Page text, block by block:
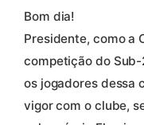
Bom dia!
Presidente, como a
competição do
os jogadores dessa
vigor com o clube,